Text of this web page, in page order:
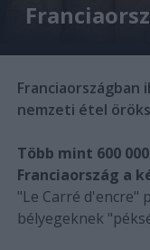
Franciaországban
nemzeti étel
Több mint 600
Franciaország a
"Le Carré d'encre"
bélyegeknek